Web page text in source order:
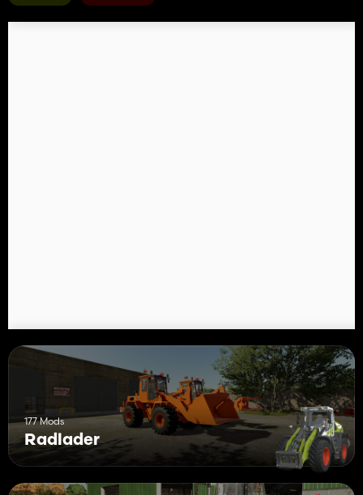
177 Mods
Radlader